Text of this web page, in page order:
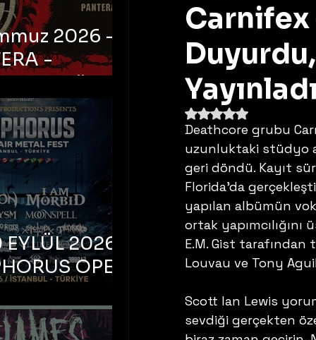
Carnifex
Yayınladı
5 üzerinden NaN yıldız
Deathcore grubu
uzunluktaki stüdyo
geri döndü. Kayıt
Florida’da
yapılan albümün
ortak yapımcılığını
E.M. Gist tarafından
Louvau ve Tony
Scott Ian Lewis
sevdiği gerçekten
2026 -
-
Ataköy
Arena
2026 –
OPEN
FEST